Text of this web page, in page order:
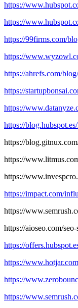
https://
https://
https://99firms.com/
https://
https://ahrefs.com/
https://
https://
https://
https://
https://
https://
https://impact.com/
https://
https://aioseo.com/seo-
https://
https://
https://
https://